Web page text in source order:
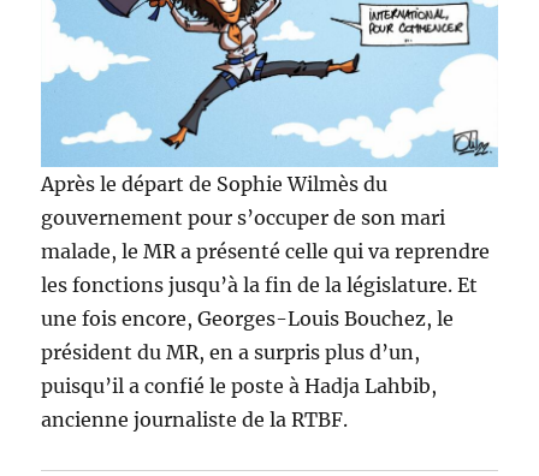
Après le départ de Sophie Wilmès du
gouvernement pour s’occuper de son mari
malade, le MR a présenté celle qui va reprendre
les fonctions jusqu’à la fin de la législature. Et
une fois encore, Georges-Louis Bouchez, le
président du MR, en a surpris plus d’un,
puisqu’il a confié le poste à Hadja Lahbib,
ancienne journaliste de la RTBF.